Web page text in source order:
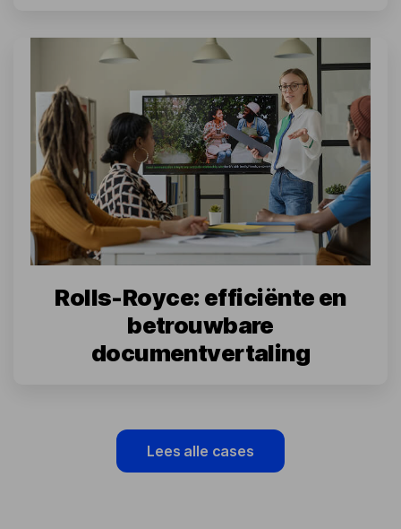
Rolls-Royce: efficiënte en
betrouwbare
documentvertaling
Lees alle cases